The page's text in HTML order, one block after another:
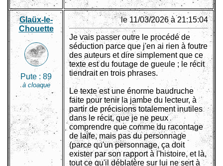
Glaüx-le-
Chouette
Pute : 89
à cloaque
le 11/03/2026 à 21:15:04
Je vais passer outre le procédé de
séduction parce que j'en ai rien à foutre
des auteurs et dire simplement que ce
texte est du foutage de gueule ; le récit
tiendrait en trois phrases.
Le texte est une énorme baudruche
faite pour tenir la jambe du lecteur, à
partir de précisions totalement inutiles
dans le récit, que je ne peux
comprendre que comme du racontage
de laïfe, mais pas du personnage
(parce qu'un personnage, ça doit
exister par son rapport à l'histoire, et là,
tout ce qu'il déblatère sur lui ne sert à